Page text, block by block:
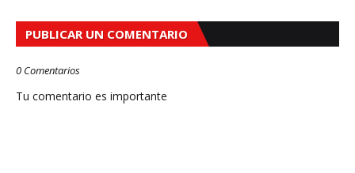
PUBLICAR UN COMENTARIO
0 Comentarios
Tu comentario es importante